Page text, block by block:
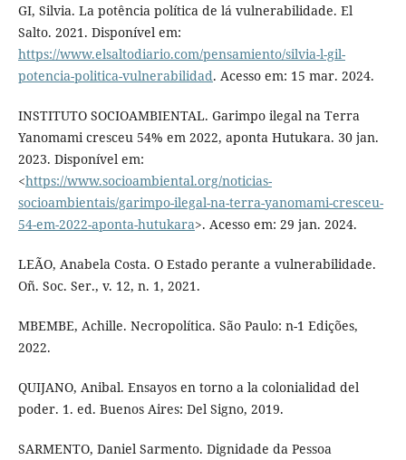
GI, Silvia. La potência política de lá vulnerabilidade. El
Salto. 2021. Disponível em:
https://www.elsaltodiario.com/pensamiento/silvia-l-gil-
potencia-politica-vulnerabilidad. Acesso em: 15 mar. 2024.
INSTITUTO SOCIOAMBIENTAL. Garimpo ilegal na Terra
Yanomami cresceu 54% em 2022, aponta Hutukara. 30 jan.
2023. Disponível em:
<https://www.socioambiental.org/noticias-
socioambientais/garimpo-ilegal-na-terra-yanomami-cresceu-
54-em-2022-aponta-hutukara>. Acesso em: 29 jan. 2024.
LEÃO, Anabela Costa. O Estado perante a vulnerabilidade.
Oñ. Soc. Ser., v. 12, n. 1, 2021.
MBEMBE, Achille. Necropolítica. São Paulo: n-1 Edições,
2022.
QUIJANO, Anibal. Ensayos en torno a la colonialidad del
poder. 1. ed. Buenos Aires: Del Signo, 2019.
SARMENTO, Daniel Sarmento. Dignidade da Pessoa